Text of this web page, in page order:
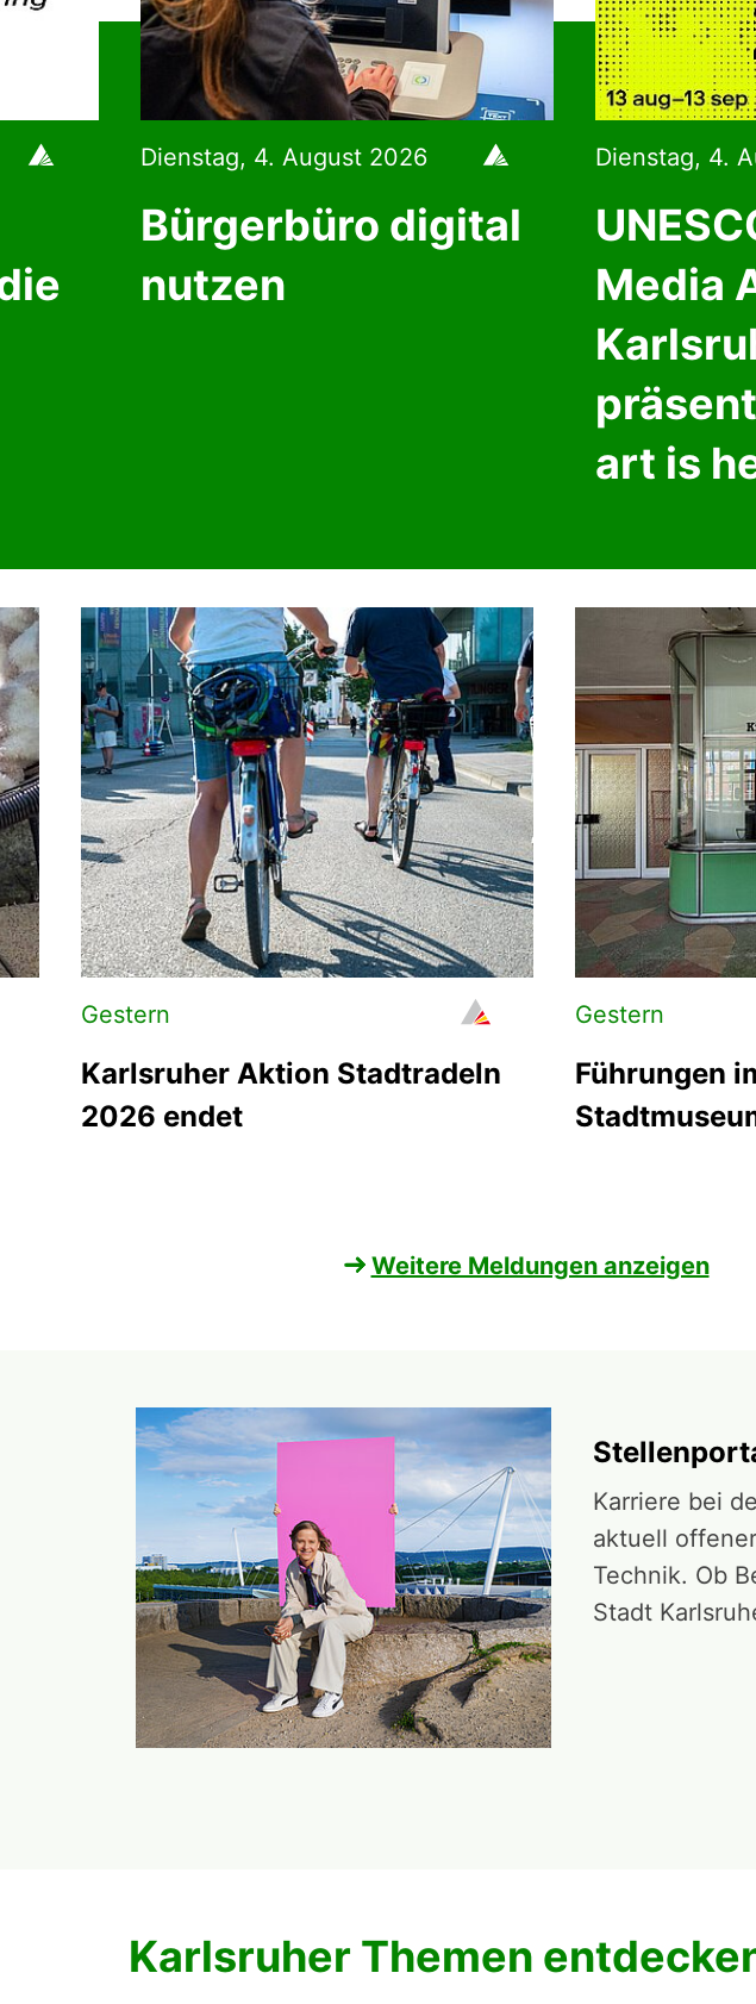
Dienstag, 4. August 2026
Bürgerbüro digital
nutzen
Dienstag, 4.
Media
art is
Gestern
Karlsruher Aktion Stadtradeln
2026 endet
Gestern
Führungen
Weitere Meldungen anzeigen
Karriere bei
aktuell
Technik. Ob
Stadt
Karlsruher Themen